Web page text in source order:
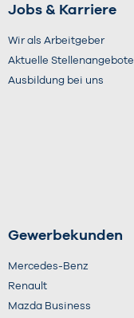
Jobs & Karriere
Wir als Arbeitgeber
Aktuelle Stellenangebote
Ausbildung bei uns
Gewerbekunden
Mercedes-Benz
Renault
Mazda Business